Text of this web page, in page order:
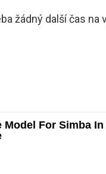
žádný další čas